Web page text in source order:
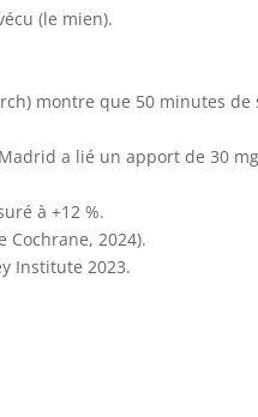
(le mien).
montre que 50 minutes de
a lié un apport de 30
à +12 %.
Cochrane, 2024).
Institute 2023.